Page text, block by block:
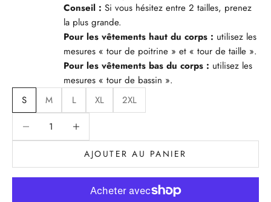
Conseil : Si vous hésitez entre 2 tailles, prenez
la plus grande.
Pour les vêtements haut du corps : utilisez les
mesures « tour de poitrine » et « tour de taille ».
Pour les vêtements bas du corps : utilisez les
mesures « tour de bassin ».
S
M L XL
2XL
Diminuer la quantitéDiminuer la quantité
AJOUTER AU PANIER